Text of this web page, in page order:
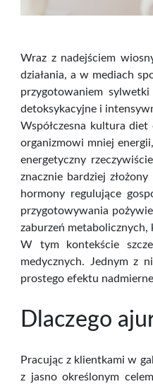
Zestaw nr 3 B dla dzieci
–...
Cena brutto Cena
299,00 zł
Wraz z nadejściem
działania, a w mediach
przygotowaniem
detoksykacyjne i
Współczesna kultura
organizmowi mniej
energetyczny
znacznie bardziej
hormony regulujące
przygotowywania
zaburzeń metabolicznych,
W tym kontekście
medycznych. Jednym z
prostego efektu
Dlaczego
Pracując z klientkami w
z jasno określonym